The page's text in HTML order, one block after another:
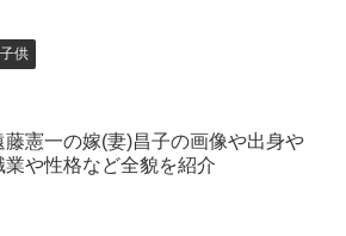
供
藤憲一の嫁(妻)昌子の画像や出身や
業や性格など全貌を紹介